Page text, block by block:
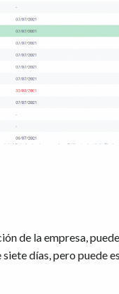
de la empresa,
días, pero puede